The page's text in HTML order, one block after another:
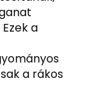
a
a rákos